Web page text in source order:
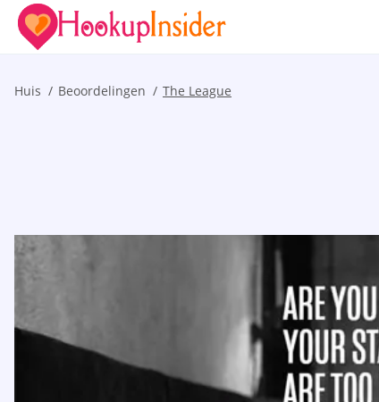
Huis Beoordelingen The League